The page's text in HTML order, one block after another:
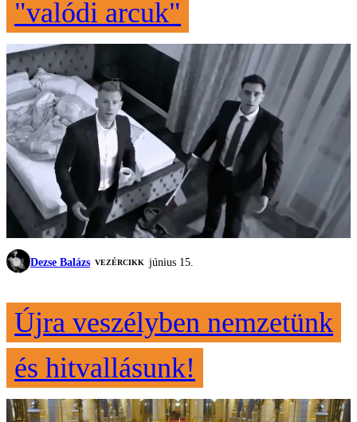
"valódi arcuk"
Dezse Balázs VEZÉRCIKK június 15.
Újra veszélyben nemzetünk
és hitvallásunk!